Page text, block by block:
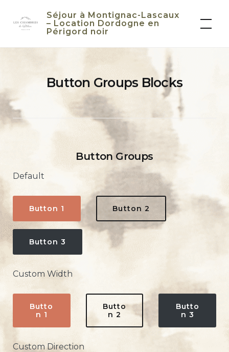
Séjour à Montignac-Lascaux
– Location Dordogne en
Périgord noir
Button Groups Blocks
Button Groups
Default
Button 1 Button 2
Button 3
Custom Width
Butto
n 1
Butto
n 2
Butto
n 3
Custom Direction